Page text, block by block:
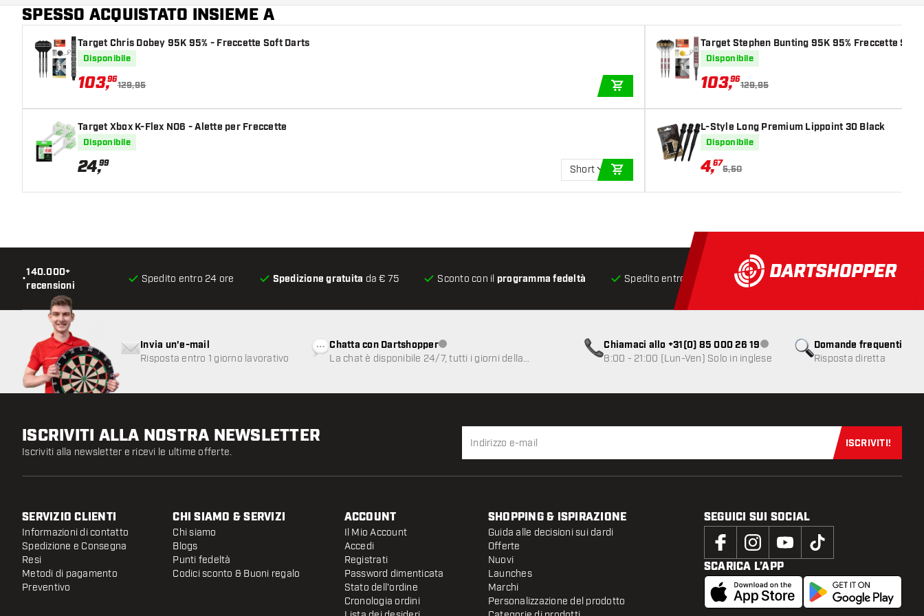
Colore principale
SPESSO ACQUISTATO INSIEME A
Target Chris Dobey 95K 95% - Freccette Soft Darts
Disponibile
103,96
129,95
AGGIUNGI AL CARRELLO
Target Xbox K-Flex NO6 - Alette per Freccette
Disponibile
24,99
Short
AGGIUNGI AL CARRELLO
Target Stephen Bunting 95K 95%
Disponibile
103,96
129,95
L-Style Long Premium Lippoint 30 Black
Disponibile
4,67
5,50
•
140.000+
recensioni
Spedito entro 24 ore Spedizione gratuita da € 75 Sconto con il programma fedeltà Spedito entro 24 ore Spedizione gratuitada € 75
Domande frequenti
Risposta diretta
Invia un'e-mail
Risposta entro 1 giorno lavorativo
Chatta con DartshopperServizio clienti non disponibile
La chat è disponibile 24/7, tutti i giorni della
Chiamaci allo +31(0) 85 000 26 19Servizio clienti non disponibile
8:00 - 21:00 (Lun-Ven) Solo in inglese
ISCRIVITI ALLA NOSTRA NEWSLETTER
Iscriviti alla newsletter e ricevi le ultime offerte.
Iscriviti
ISCRIVITI!
SERVIZIO CLIENTI
Informazioni di contatto
Spedizione e Consegna
Resi
Metodi di pagamento
Preventivo
CHI SIAMO & SERVIZI
Chi siamo
Blogs
Punti fedeltà
Codici sconto & Buoni regalo
ACCOUNT
Il Mio Account
Accedi
Registrati
Password dimenticata
Stato dell'ordine
Cronologia ordini
SHOPPING & ISPIRAZIONE
Guida alle decisioni sui dardi
Offerte
Nuovi
Launches
Marchi
Personalizzazione del prodotto
SEGUICI SUI SOCIAL
SCARICA L’APP